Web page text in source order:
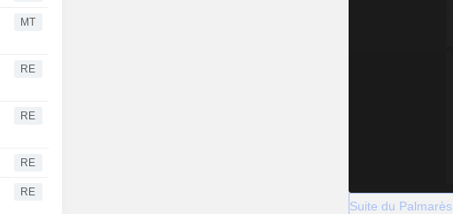
MT
RE
RE
RE
RE
Suite du Palmarès